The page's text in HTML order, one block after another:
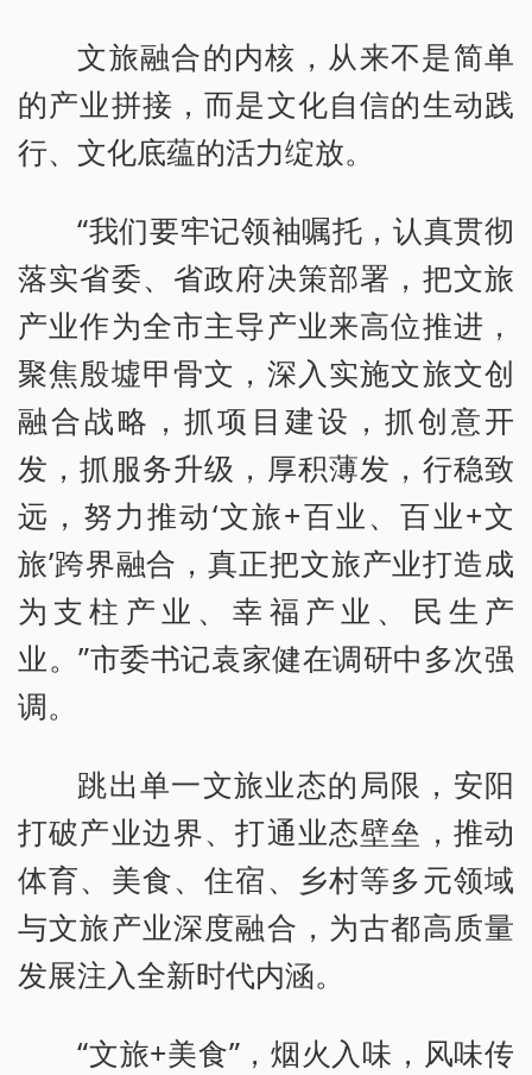
文旅融合的内核，从来不是简单
的产业拼接，而是文化自信的生动践
行、文化底蕴的活力绽放。
“我们要牢记领袖嘱托，认真贯彻
落实省委、省政府决策部署，把文旅
产业作为全市主导产业来高位推进，
聚焦殷墟甲骨文，深入实施文旅文创
融合战略，抓项目建设，抓创意开
发，抓服务升级，厚积薄发，行稳致
远，努力推动‘文旅+百业、百业+文
旅’跨界融合，真正把文旅产业打造成
为支柱产业、幸福产业、民生产
业。”市委书记袁家健在调研中多次强
调。
跳出单一文旅业态的局限，安阳
打破产业边界、打通业态壁垒，推动
体育、美食、住宿、乡村等多元领域
与文旅产业深度融合，为古都高质量
发展注入全新时代内涵。
“文旅+美食”，烟火入味，风味传